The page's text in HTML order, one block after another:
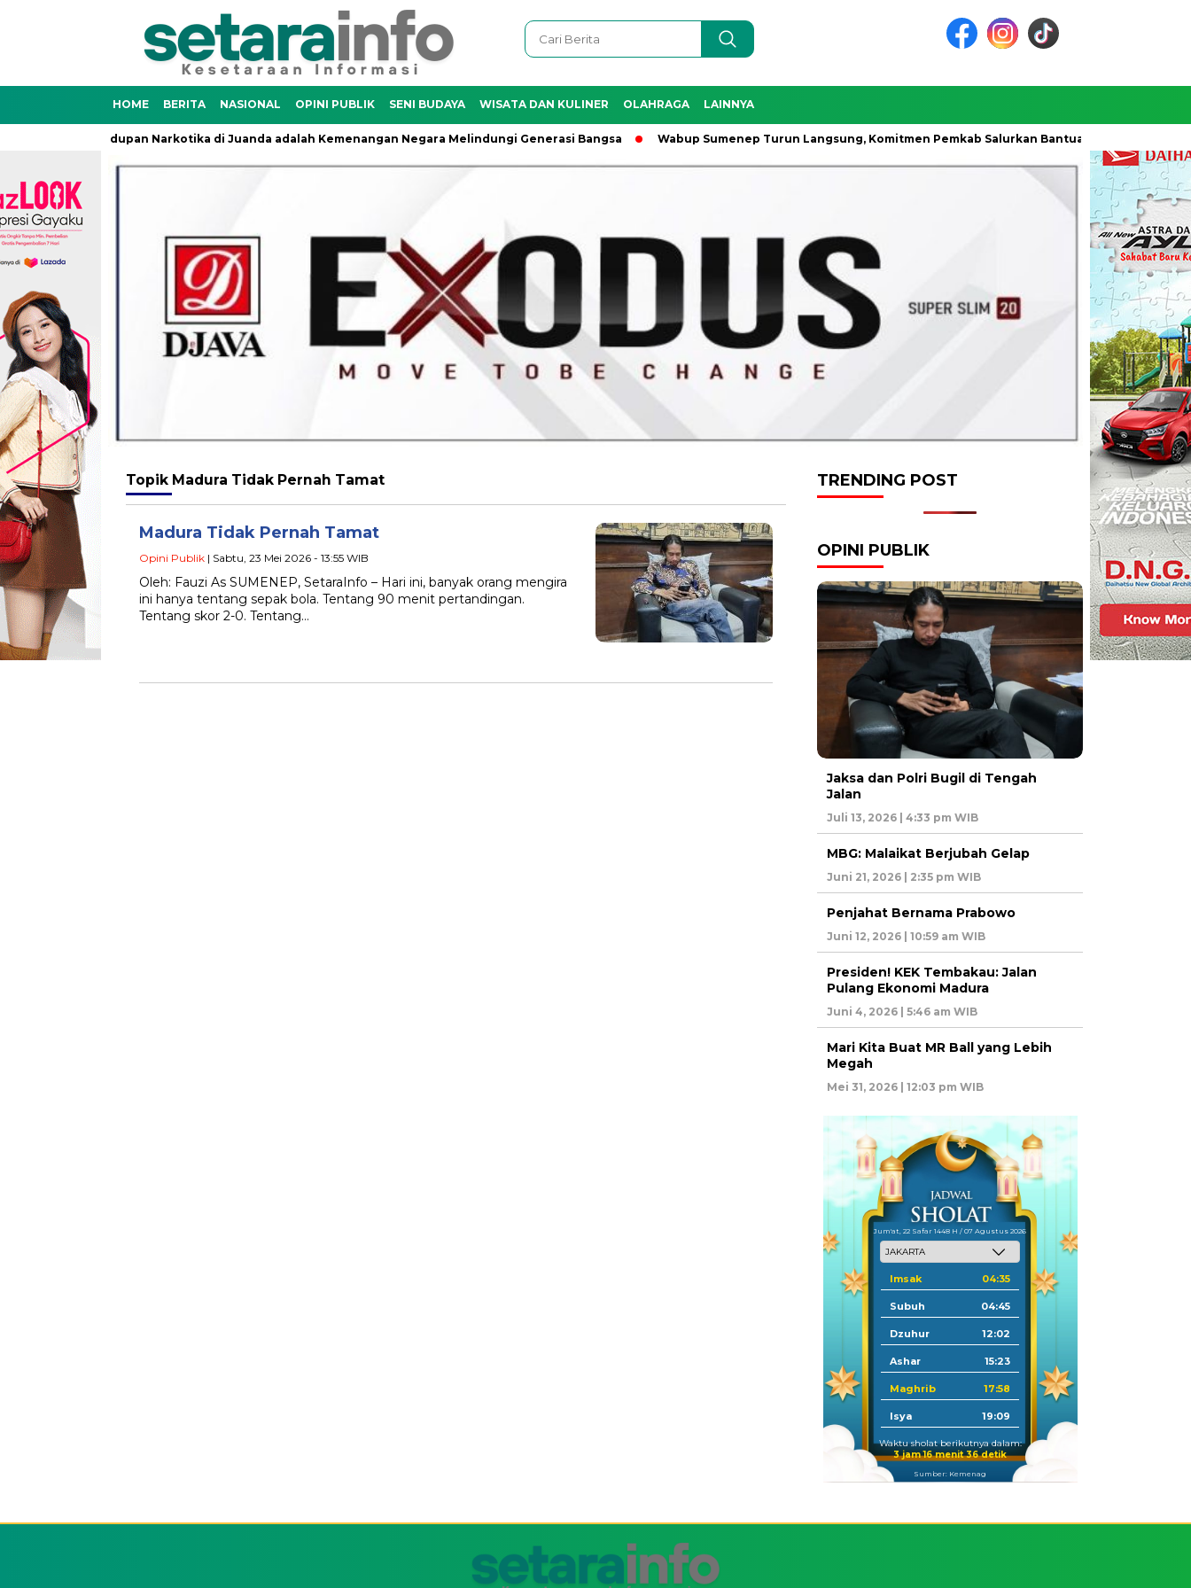
HOME BERITA NASIONAL OPINI PUBLIK SENI BUDAYA WISATA DAN KULINER OLAHRAGA LAINNYA
Penyelundupan Narkotika di Juanda adalah Kemenangan Negara Melindungi Generasi Bangsa Wabup Sumenep Turun Langsung, Komitmen Pemkab Salurkan Bantuan Ke Tiga Desa
Topik Madura Tidak Pernah Tamat
Madura Tidak Pernah Tamat
Opini Publik | Sabtu, 23 Mei 2026 - 13:55 WIB
Oleh: Fauzi As SUMENEP, SetaraInfo – Hari ini, banyak orang mengira
ini hanya tentang sepak bola. Tentang 90 menit pertandingan.
Tentang skor 2-0. Tentang…
TRENDING POST
OPINI PUBLIK
Jaksa dan Polri Bugil di Tengah
Jalan
Juli 13, 2026 | 4:33 pm WIB
MBG: Malaikat Berjubah Gelap
Juni 21, 2026 | 2:35 pm WIB
Penjahat Bernama Prabowo
Juni 12, 2026 | 10:59 am WIB
Presiden! KEK Tembakau: Jalan
Pulang Ekonomi Madura
Juni 4, 2026 | 5:46 am WIB
Mari Kita Buat MR Ball yang Lebih
Megah
Mei 31, 2026 | 12:03 pm WIB
Jum'at, 22 Safar 1448 H / 07 Agustus 2026
Imsak 04:35
Subuh 04:45
Dzuhur 12:02
Ashar 15:23
Maghrib 17:58
Isya 19:09
Waktu sholat berikutnya dalam:
3 jam 16 menit 36 detik
Sumber: Kemenag